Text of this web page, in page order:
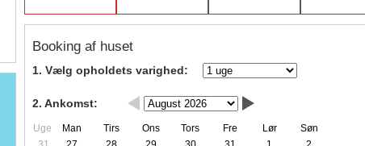
Booking af huset
1. Vælg opholdets varighed:
2. Ankomst:
Uge Man Tirs Ons Tors Fre Lør
Søn